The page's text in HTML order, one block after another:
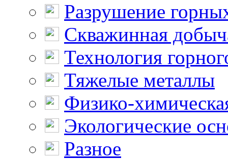
Разрушение
Скважинная
Технология
Тяжелые металлы
Физико-
Экологические
Разное